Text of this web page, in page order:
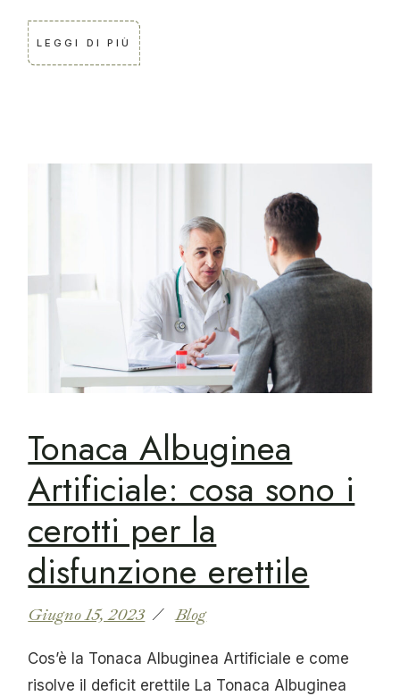
LEGGI DI PIÙ
Tonaca Albuginea
Artificiale: cosa sono i
cerotti per la
disfunzione erettile
Giugno 15, 2023 Blog
Cos’è la Tonaca Albuginea Artificiale e come
risolve il deficit erettile La Tonaca Albuginea